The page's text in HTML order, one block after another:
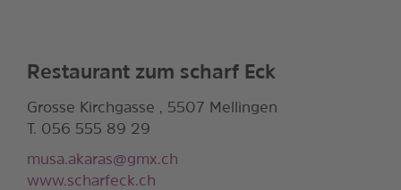
Restaurant zum scharf Eck
Grosse Kirchgasse , 5507 Mellingen
T. 056 555 89 29
musa.akaras@gmx.ch
www.scharfeck.ch